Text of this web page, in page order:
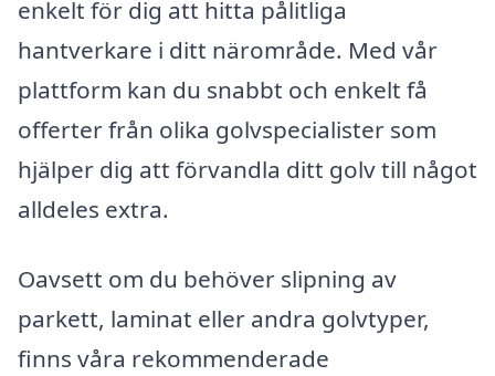
enkelt för dig att hitta pålitliga
hantverkare i ditt närområde. Med vår
plattform kan du snabbt och enkelt få
offerter från olika golvspecialister som
hjälper dig att förvandla ditt golv till något
alldeles extra.
Oavsett om du behöver slipning av
parkett, laminat eller andra golvtyper,
finns våra rekommenderade